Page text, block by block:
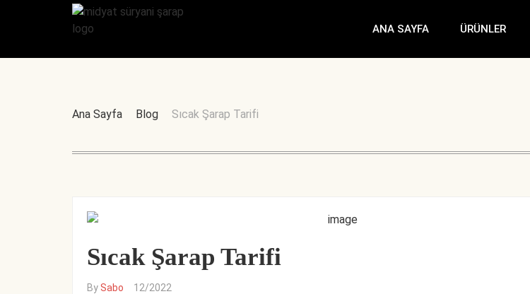
ANA SAYFA ÜRÜNLER
Ana Sayfa Blog Sıcak Şarap Tarifi
Sıcak Şarap Tarifi
BySabo 12/2022